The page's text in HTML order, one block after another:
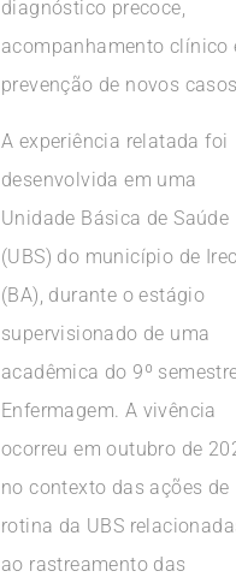
diagnóstico precoce,
acompanhamento clínico
prevenção de novos
A experiência relatada foi
desenvolvida em uma
Unidade Básica de Saúde
(UBS) do município de
(BA), durante o estágio
supervisionado de uma
acadêmica do 9º
Enfermagem. A vivência
ocorreu em outubro de
no contexto das ações de
rotina da UBS
ao rastreamento das